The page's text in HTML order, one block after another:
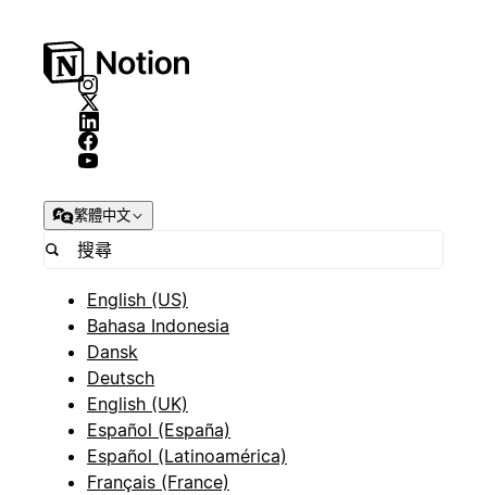
繁體中文
English (US)
Bahasa Indonesia
Dansk
Deutsch
English (UK)
Español (España)
Español (Latinoamérica)
Français (France)